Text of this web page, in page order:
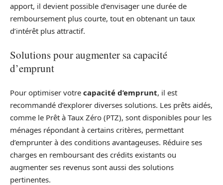
apport, il devient possible d’envisager une durée de
remboursement plus courte, tout en obtenant un taux
d’intérêt plus attractif.
Solutions pour augmenter sa capacité
d’emprunt
Pour optimiser votre capacité d’emprunt, il est
recommandé d’explorer diverses solutions. Les prêts aidés,
comme le Prêt à Taux Zéro (PTZ), sont disponibles pour les
ménages répondant à certains critères, permettant
d’emprunter à des conditions avantageuses. Réduire ses
charges en remboursant des crédits existants ou
augmenter ses revenus sont aussi des solutions
pertinentes.